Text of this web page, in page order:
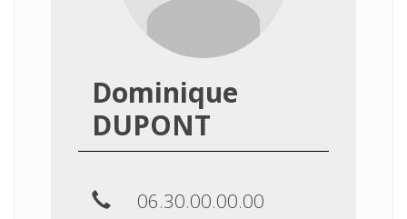
Dominique
DUPONT
06.30.00.00.00